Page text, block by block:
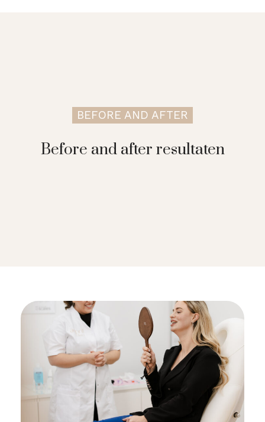
BEFORE AND AFTER
Before and after resultaten